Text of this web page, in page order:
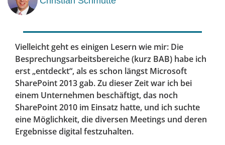
Vielleicht geht es einigen Lesern wie mir: Die
Besprechungsarbeitsbereiche (kurz BAB) habe ich
erst „entdeckt“, als es schon längst Microsoft
SharePoint 2013 gab. Zu dieser Zeit war ich bei
einem Unternehmen beschäftigt, das noch
SharePoint 2010 im Einsatz hatte, und ich suchte
eine Möglichkeit, die diversen Meetings und deren
Ergebnisse digital festzuhalten.